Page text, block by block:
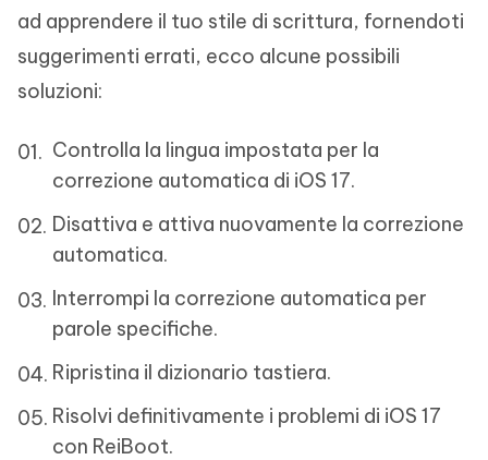
ad apprendere il tuo stile di scrittura, fornendoti
suggerimenti errati, ecco alcune possibili
soluzioni:
Controlla la lingua impostata per la
correzione automatica di iOS 17.
Disattiva e attiva nuovamente la correzione
automatica.
Interrompi la correzione automatica per
parole specifiche.
Ripristina il dizionario tastiera.
Risolvi definitivamente i problemi di iOS 17
con ReiBoot.